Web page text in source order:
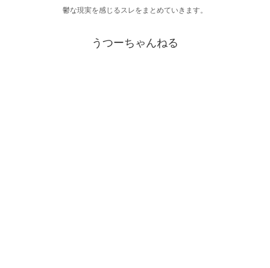
鬱な現実を感じるスレをまとめていきます。
うつーちゃんねる